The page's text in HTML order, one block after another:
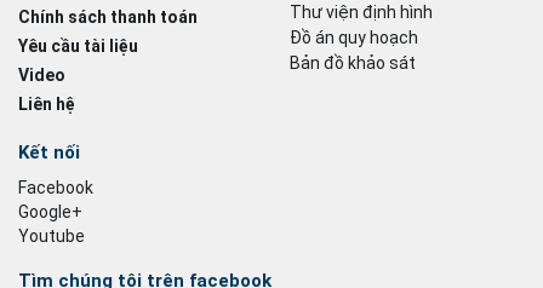
Chính sách thanh toán
Yêu cầu tài liệu
Video
Liên hệ
Thư viện định hình
Đồ án quy hoạch
Bản đồ khảo sát
Kết nối
Facebook
Google+
Youtube
Tìm chúng tôi trên facebook